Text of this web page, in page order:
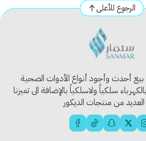
أغلب أنواع الشطافات.
العالي.
عصرية مناسبة للحمامات الحديثة.
120 سم.
للتثبيت السهل.
والشقق المفروشة. يدعم الاستخدام اليومي
الرجوع للأعلى
أحدث وأجود أنواع الأدوات الصحية
سلكياً ولاسلكياً بالإضافة الى تميزنا
العديد من منتجات الديكور